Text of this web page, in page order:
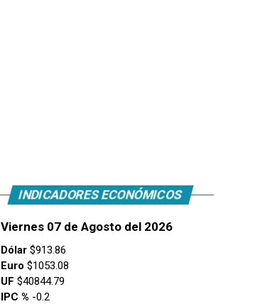
INDICADORES ECONÓMICOS
Viernes 07 de Agosto del 2026
Dólar $913.86
Euro $1053.08
UF $40844.79
IPC % -0.2